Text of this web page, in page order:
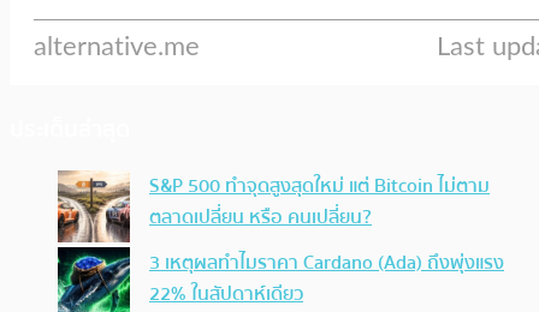
S&P 500 ทำจุดสูงสุดใหม่ แต่ Bitcoin ไม่ตาม
ตลาดเปลี่ยน หรือ คนเปลี่ยน?
3 เหตุผลทำไมราคา Cardano (Ada) ถึงพุ่งแรง
22% ในสัปดาห์เดียว